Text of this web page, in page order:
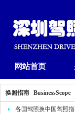
网站首页
换照指南 BusinessScope
各国驾照换中国驾照